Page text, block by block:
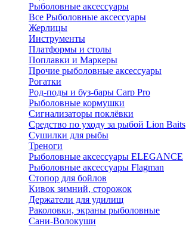
Рыболовные аксессуары
Все Рыболовные аксессуары
Жерлицы
Инструменты
Платформы и столы
Поплавки и Маркеры
Прочие рыболовные аксессуары
Рогатки
Род-поды и буз-бары Carp Pro
Рыболовные кормушки
Сигнализаторы поклёвки
Средство по уходу за рыбой Lion Baits
Сушилки для рыбы
Треноги
Рыболовные аксессуары ELEGANCE
Рыболовные аксессуары Flagman
Стопор для бойлов
Кивок зимний, сторожок
Держатели для удилищ
Раколовки, экраны рыболовные
Сани-Волокуши